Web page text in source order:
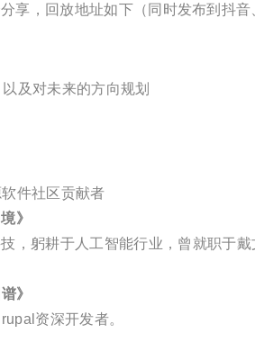
享，回放地址如下（同时发布到抖音
及对未来的方向规划
件社区贡献者
》
，躬耕于人工智能行业，曾就职于
》
资深开发者。